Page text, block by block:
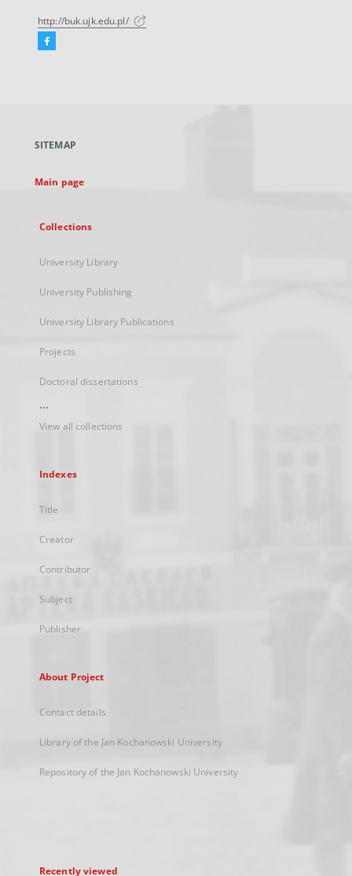
http://buk.ujk.edu.pl/
Facebook
new
SITEMAP
Main page
Collections
University Library
University Publishing
University Library Publications
Projects
Doctoral dissertations
...
View all collections
Indexes
Title
Creator
Contributor
Subject
Publisher
About Project
Contact details
Library of the Jan Kochanowski University
Repository of the Jan Kochanowski University
Recently viewed